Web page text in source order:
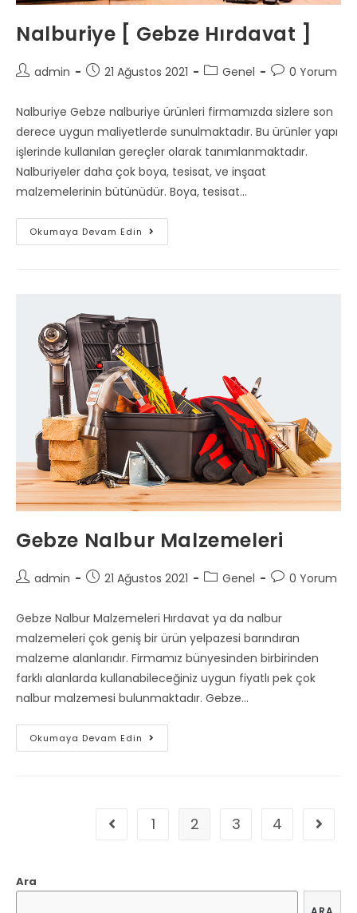
Nalburiye [ Gebze Hırdavat ]
Postadmin
Post21 Ağustos 2021
PostGenel
Post0 Yorum
Nalburiye Gebze nalburiye ürünleri firmamızda sizlere son
derece uygun maliyetlerde sunulmaktadır. Bu ürünler yapı
işlerinde kullanılan gereçler olarak tanımlanmaktadır.
Nalburiyeler daha çok boya, tesisat, ve inşaat
malzemelerinin bütünüdür. Boya, tesisat…
Okumaya Devam Edin Nalburiye
[
Gebze Nalbur Malzemeleri
Postadmin
Post21 Ağustos 2021
PostGenel
Post0 Yorum
Gebze Nalbur Malzemeleri Hırdavat ya da nalbur
malzemeleri çok geniş bir ürün yelpazesi barındıran
malzeme alanlarıdır. Firmamız bünyesinden birbirinden
farklı alanlarda kullanabileceğiniz uygun fiyatlı pek çok
nalbur malzemesi bulunmaktadır. Gebze…
Okumaya Devam Edin Gebze
Nalbur
Go to the previous page
1 2 3 4 Go to
Ara